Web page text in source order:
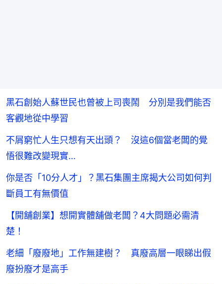
黑石創始人蘇世民也曾被上司喪鬧 分別是我們能否
客觀地從中學習
不屑窮忙人生只想有天出頭？ 沒這6個當老闆的覺
悟很難改變現實…
你是否「10分人才」？黑石集團主席揭大公司如何判
斷員工有無價值
【開舖創業】想開實體舖做老闆？4大問題必需清
楚！
老細「廢廢地」工作無建樹？ 真廢高層一眼睇出假
廢扮廢才是高手